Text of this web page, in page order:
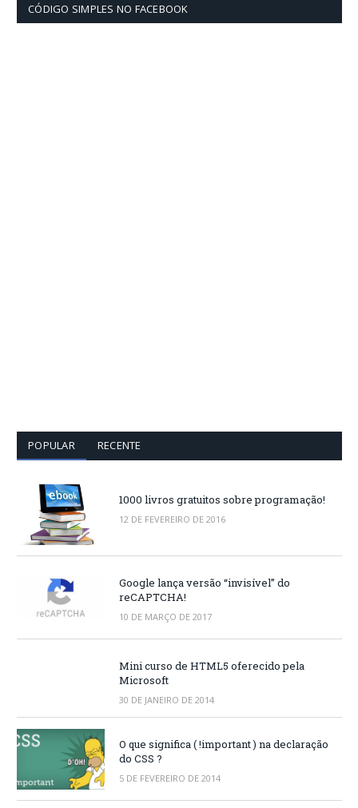
CÓDIGO SIMPLES NO FACEBOOK
POPULAR RECENTE
1000 livros gratuitos sobre programação!
12 DE FEVEREIRO DE 2016
Google lança versão “invisível” do
reCAPTCHA!
10 DE MARÇO DE 2017
Mini curso de HTML5 oferecido pela
Microsoft
30 DE JANEIRO DE 2014
O que significa ( !important ) na declaração
do CSS ?
5 DE FEVEREIRO DE 2014